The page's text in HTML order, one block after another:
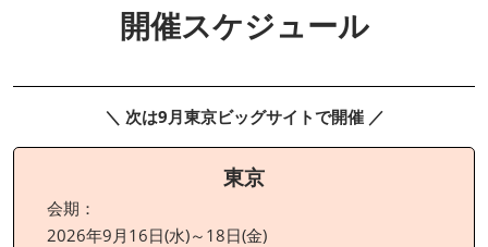
開催スケジュール
＼ 次は9月東京ビッグサイトで開催 ／
東京
会期：
2026年9月16日(水)～18日(金)